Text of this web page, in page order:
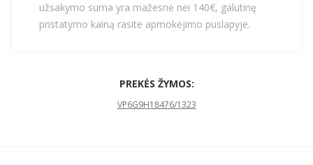
užsakymo suma yra mažesnė nei 140€, galutinę
pristatymo kainą rasite apmokėjimo puslapyje.
PREKĖS ŽYMOS:
VP6G9H18476/1323